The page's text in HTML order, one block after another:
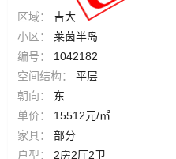
区域： 吉大
小区：
莱茵半岛
编号：
1042182
空间结构：
平层
朝向：
东
单价：
15512元/㎡
家具：
部分
户型：
2房2厅2卫